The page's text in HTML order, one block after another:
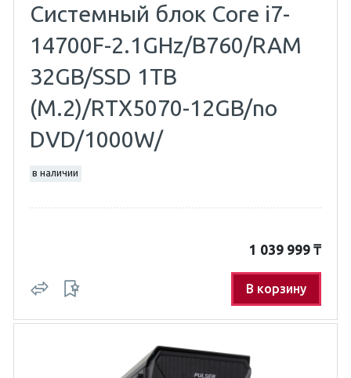
Системный блок Core i7-
14700F-2.1GHz/B760/RAM
32GB/SSD 1TB
(M.2)/RTX5070-12GB/no
DVD/1000W/
в наличии
1 039 999 ₸
В корзину